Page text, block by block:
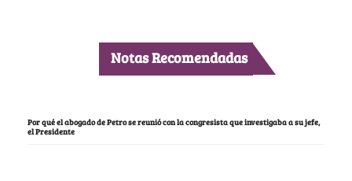
Notas Recomendadas
Por qué el abogado de Petro se reunió con la congresista que investigaba a su jefe,
el Presidente